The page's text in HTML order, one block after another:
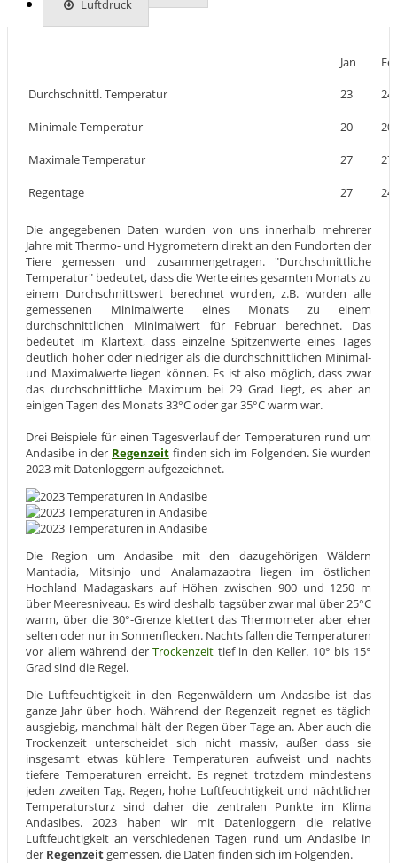
Luftdruck
Jan
Durchschnittl. Temperatur
23 24
Minimale Temperatur 20 20
Maximale Temperatur 27 27
Regentage 27 24
Die angegebenen Daten wurden von uns innerhalb mehrerer
Jahre mit Thermo- und Hygrometern direkt an den Fundorten der
Tiere gemessen und zusammengetragen. "Durchschnittliche
Temperatur" bedeutet, dass die Werte eines gesamten Monats zu
einem Durchschnittswert berechnet wurden, z.B. wurden alle
gemessenen Minimalwerte eines Monats zu einem
durchschnittlichen Minimalwert für Februar berechnet. Das
bedeutet im Klartext, dass einzelne Spitzenwerte eines Tages
deutlich höher oder niedriger als die durchschnittlichen Minimal-
und Maximalwerte liegen können. Es ist also möglich, dass zwar
das durchschnittliche Maximum bei 29 Grad liegt, es aber an
einigen Tagen des Monats 33°C oder gar 35°C warm war.
Drei Beispiele für einen Tagesverlauf der Temperaturen rund um
Andasibe in der Regenzeit finden sich im Folgenden. Sie wurden
2023 mit Datenloggern aufgezeichnet.
Die Region um Andasibe mit den dazugehörigen Wäldern
Mantadia, Mitsinjo und Analamazaotra liegen im östlichen
Hochland Madagaskars auf Höhen zwischen 900 und 1250 m
über Meeresniveau. Es wird deshalb tagsüber zwar mal über 25°C
warm, über die 30°-Grenze klettert das Thermometer aber eher
selten oder nur in Sonnenflecken. Nachts fallen die Temperaturen
vor allem während derTrockenzeit tief in den Keller. 10° bis 15°
Grad sind die Regel.
Die Luftfeuchtigkeit in den Regenwäldern um Andasibe ist das
ganze Jahr über hoch. Während der Regenzeit regnet es täglich
ausgiebig, manchmal hält der Regen über Tage an. Aber auch die
Trockenzeit unterscheidet sich nicht massiv, außer dass sie
insgesamt etwas kühlere Temperaturen aufweist und nachts
tiefere Temperaturen erreicht. Es regnet trotzdem mindestens
jeden zweiten Tag. Regen, hohe Luftfeuchtigkeit und nächtlicher
Temperatursturz sind daher die zentralen Punkte im Klima
Andasibes. 2023 haben wir mit Datenloggern die relative
Luftfeuchtigkeit an verschiedenen Tagen rund um Andasibe in
der Regenzeitgemessen, die Daten finden sich im Folgenden.